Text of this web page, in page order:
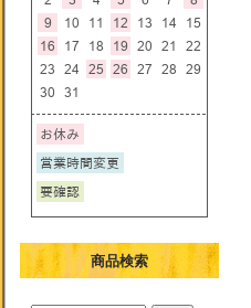
商品検索